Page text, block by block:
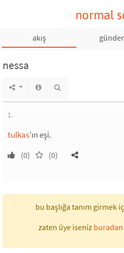
normal
akış
nessa
1.
tulkas'ın eşi.
(0) (0)
bu başlığa tanım girmek
zaten üye iseniz buradan